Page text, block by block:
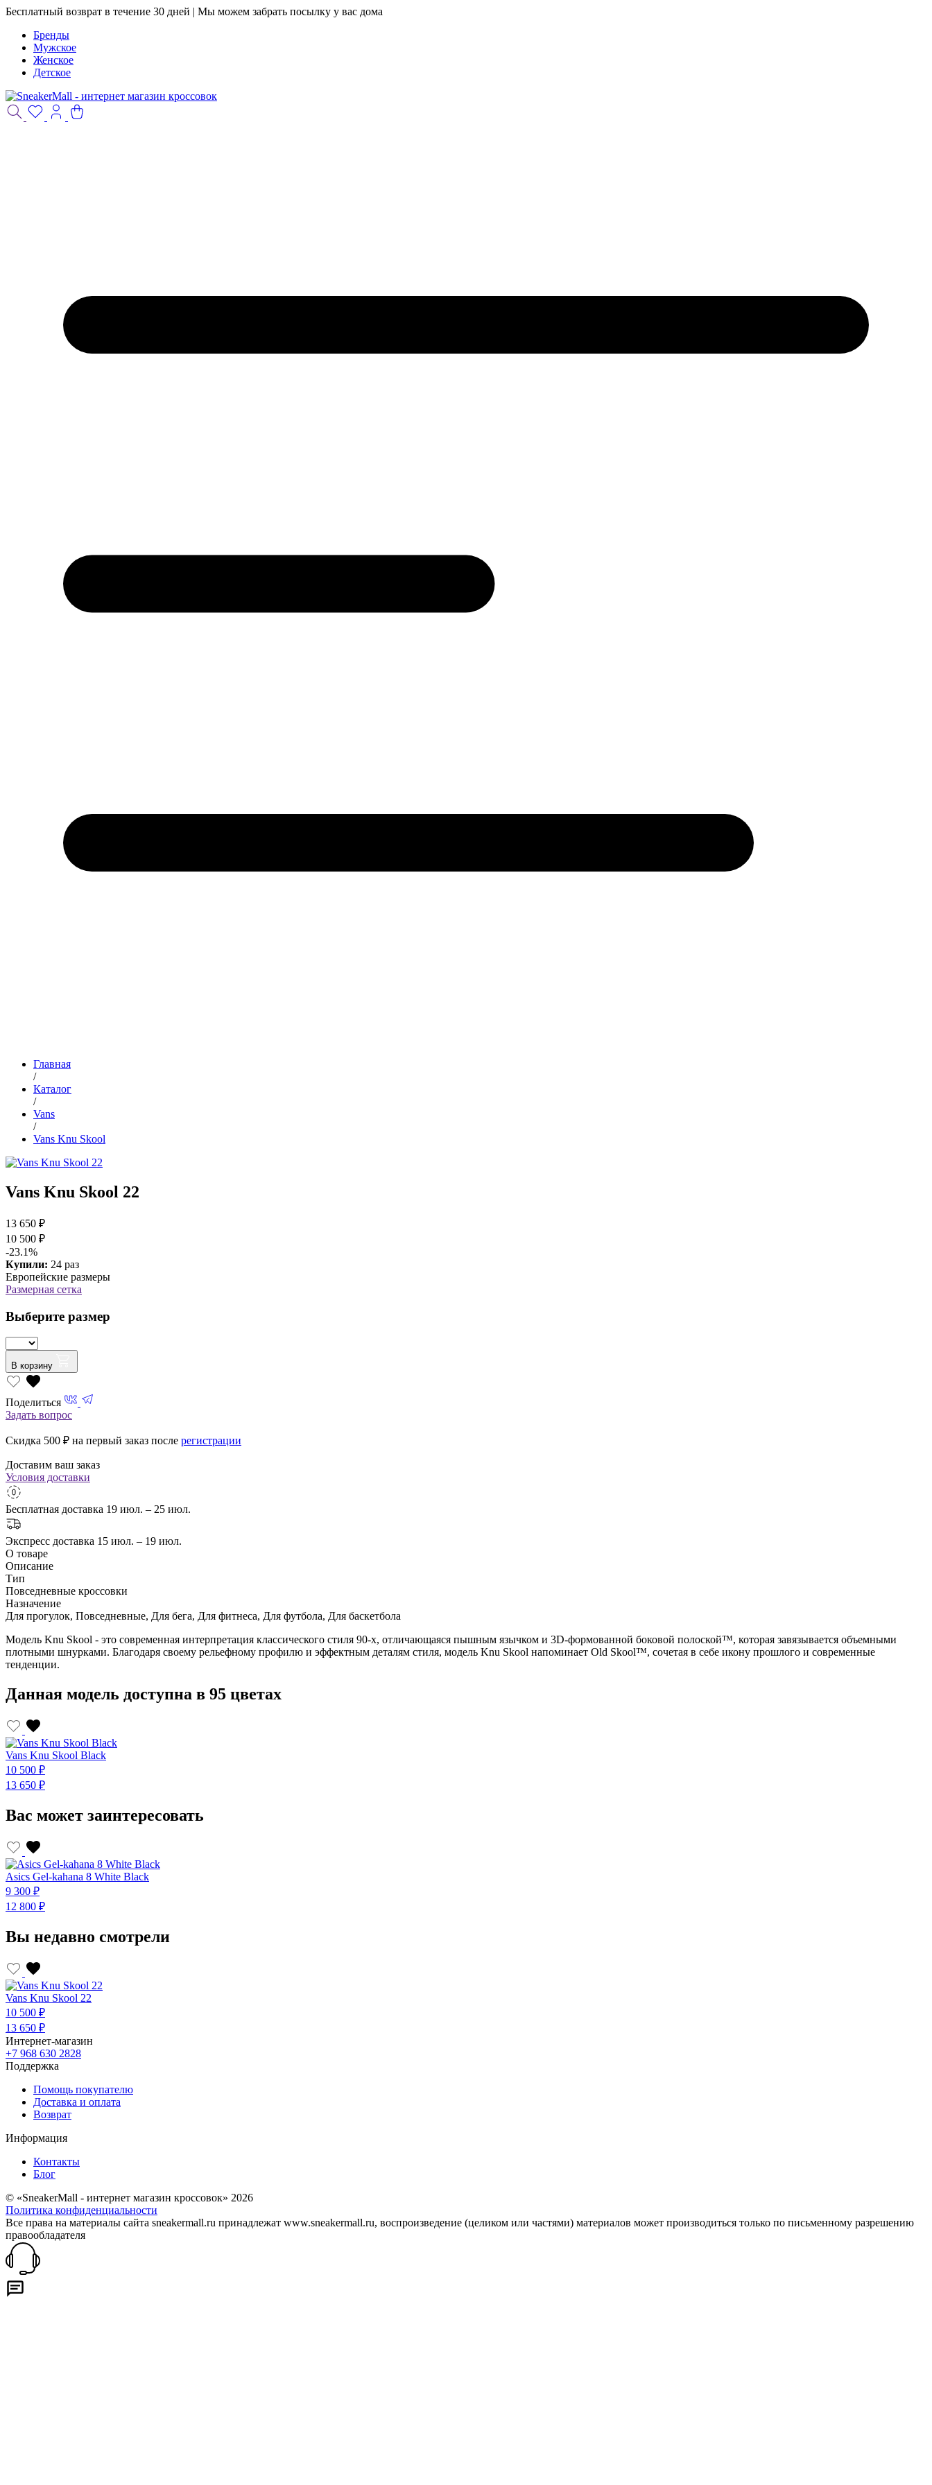
Бесплатный возврат в течение 30 дней | Мы можем забрать посылку у вас дома
Бренды
Мужское
Женское
Детское
Главная
/
Каталог
/
Vans
/
Vans Knu Skool
Vans Knu Skool 22
13 650 ₽
10 500 ₽
-23.1%
Купили: 24 раз
Европейские размеры
Размерная сетка
Выберите размер
В корзину
Поделиться
Задать вопрос
Скидка 500 ₽ на первый заказ после регистрации
Доставим ваш заказ
Условия доставки
Бесплатная доставка 19 июл. – 25 июл.
Экспресс доставка 15 июл. – 19 июл.
О товаре
Описание
Тип
Повседневные кроссовки
Назначение
Для прогулок, Повседневные, Для бега, Для фитнеса, Для футбола, Для баскетбола
Модель Knu Skool - это современная интерпретация классического стиля 90-х, отличающаяся пышным язычком и 3D-формованной боковой полоской™, которая завязывается объемными
плотными шнурками. Благодаря своему рельефному профилю и эффектным деталям стиля, модель Knu Skool напоминает Old Skool™, сочетая в себе икону прошлого и современные
тенденции.
Данная модель доступна в 95 цветах
Vans Knu Skool Black
10 500 ₽
13 650 ₽
Вас может заинтересовать
Asics Gel-kahana 8 White Black
9 300 ₽
12 800 ₽
Вы недавно смотрели
Vans Knu Skool 22
10 500 ₽
13 650 ₽
Интернет-магазин
+7 968 630 2828
Поддержка
Помощь покупателю
Доставка и оплата
Возврат
Информация
Контакты
Блог
© «SneakerMall - интернет магазин кроссовок» 2026
Политика конфиденциальности
Все права на материалы сайта sneakermall.ru принадлежат www.sneakermall.ru, воспроизведение (целиком или частями) материалов может производиться только по письменному разрешению
правообладателя